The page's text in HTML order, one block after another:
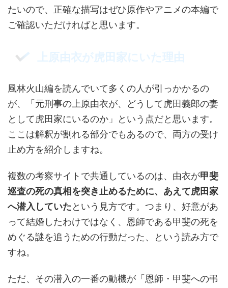
たいので、正確な描写はぜひ原作やアニメの本編で
ご確認いただければと思います。
上原由衣が虎田家にいた理由
風林火山編を読んでいて多くの人が引っかかるの
が、「元刑事の上原由衣が、どうして虎田義郎の妻
として虎田家にいるのか」という点だと思います。
ここは解釈が割れる部分でもあるので、両方の受け
止め方を紹介しますね。
複数の考察サイトで共通しているのは、由衣が甲斐
巡査の死の真相を突き止めるために、あえて虎田家
へ潜入していたという見方です。つまり、好意があ
って結婚したわけではなく、恩師である甲斐の死を
めぐる謎を追うための行動だった、という読み方で
すね。
ただ、その潜入の一番の動機が「恩師・甲斐への弔